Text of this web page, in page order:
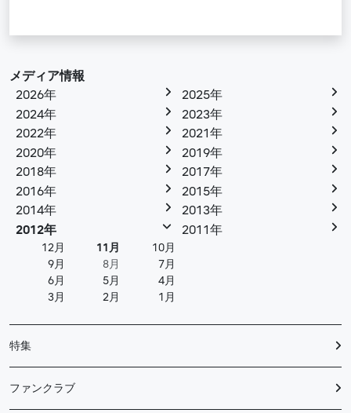
メディア情報
2026年
2025年
2024年
2023年
2022年
2021年
2020年
2019年
2018年
2017年
2016年
2015年
2014年
2013年
2012年
12月 11月
10月
9月
8月
7月
6月
5月
4月
3月
2月 1月
2011年
特集
ファンクラブ